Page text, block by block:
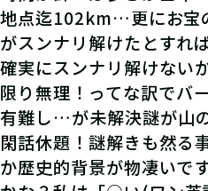
もとに、「ひらめ
査力」をフルに使
導き出そう！
063.宝を見つ
地点迄102km…更にお
がスンナリ解けたとすれ
確実にスンナリ解けない
限り無理！ってな訳でバ
有難し…が未解決謎が山
閑話休題！謎解きも然る
か歴史的背景が物凄いで